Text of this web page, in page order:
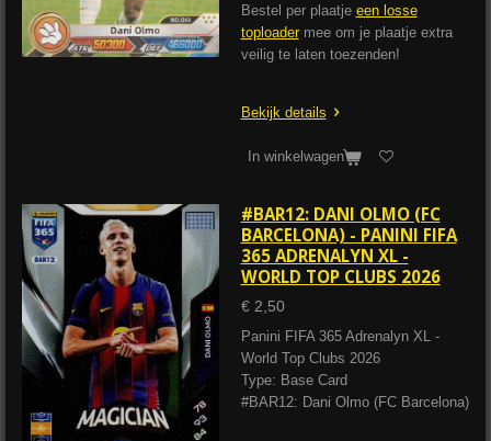
Bestel per plaatje een losse
toploadermee om je plaatje extra
veilig te laten toezenden!
Bekijk details
In winkelwagen
#BAR12: DANI OLMO (FC
BARCELONA) - PANINI FIFA
365 ADRENALYN XL -
WORLD TOP CLUBS 2026
€ 2,50
Panini FIFA 365 Adrenalyn XL -
World Top Clubs 2026
Type: Base Card
#BAR12: Dani Olmo (FC Barcelona)